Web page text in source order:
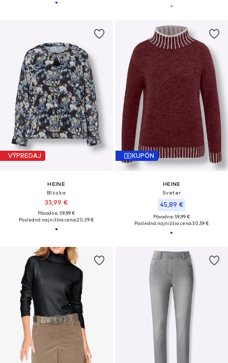
VÝPREDAJ
HEINE
Blúzka
33,99 €
Pôvodne: 39,99 €
Posledná najnižšia cena:20,39 €
KUPÓN
HEINE
Sveter
45,89 €
Pôvodne: 59,99 €
Posledná najnižšia cena:30,59 €